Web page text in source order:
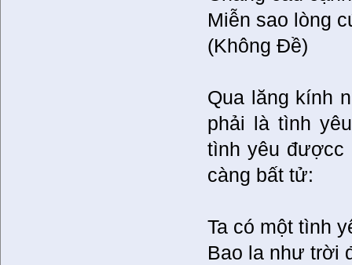
Miễn sao lòng
(Không Đề)
Qua lăng kính
phải là tình
tình yêu đượcc
càng bất tử:
Ta có một tình
Bao la như trời